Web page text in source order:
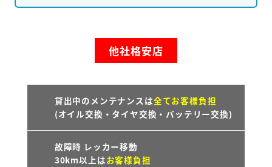
他社格安店
貸出中のメンテナンスは全てお客様負担
(オイル交換・タイヤ交換・バッテリー交換)
故障時 レッカー移動
30km以上はお客様負担